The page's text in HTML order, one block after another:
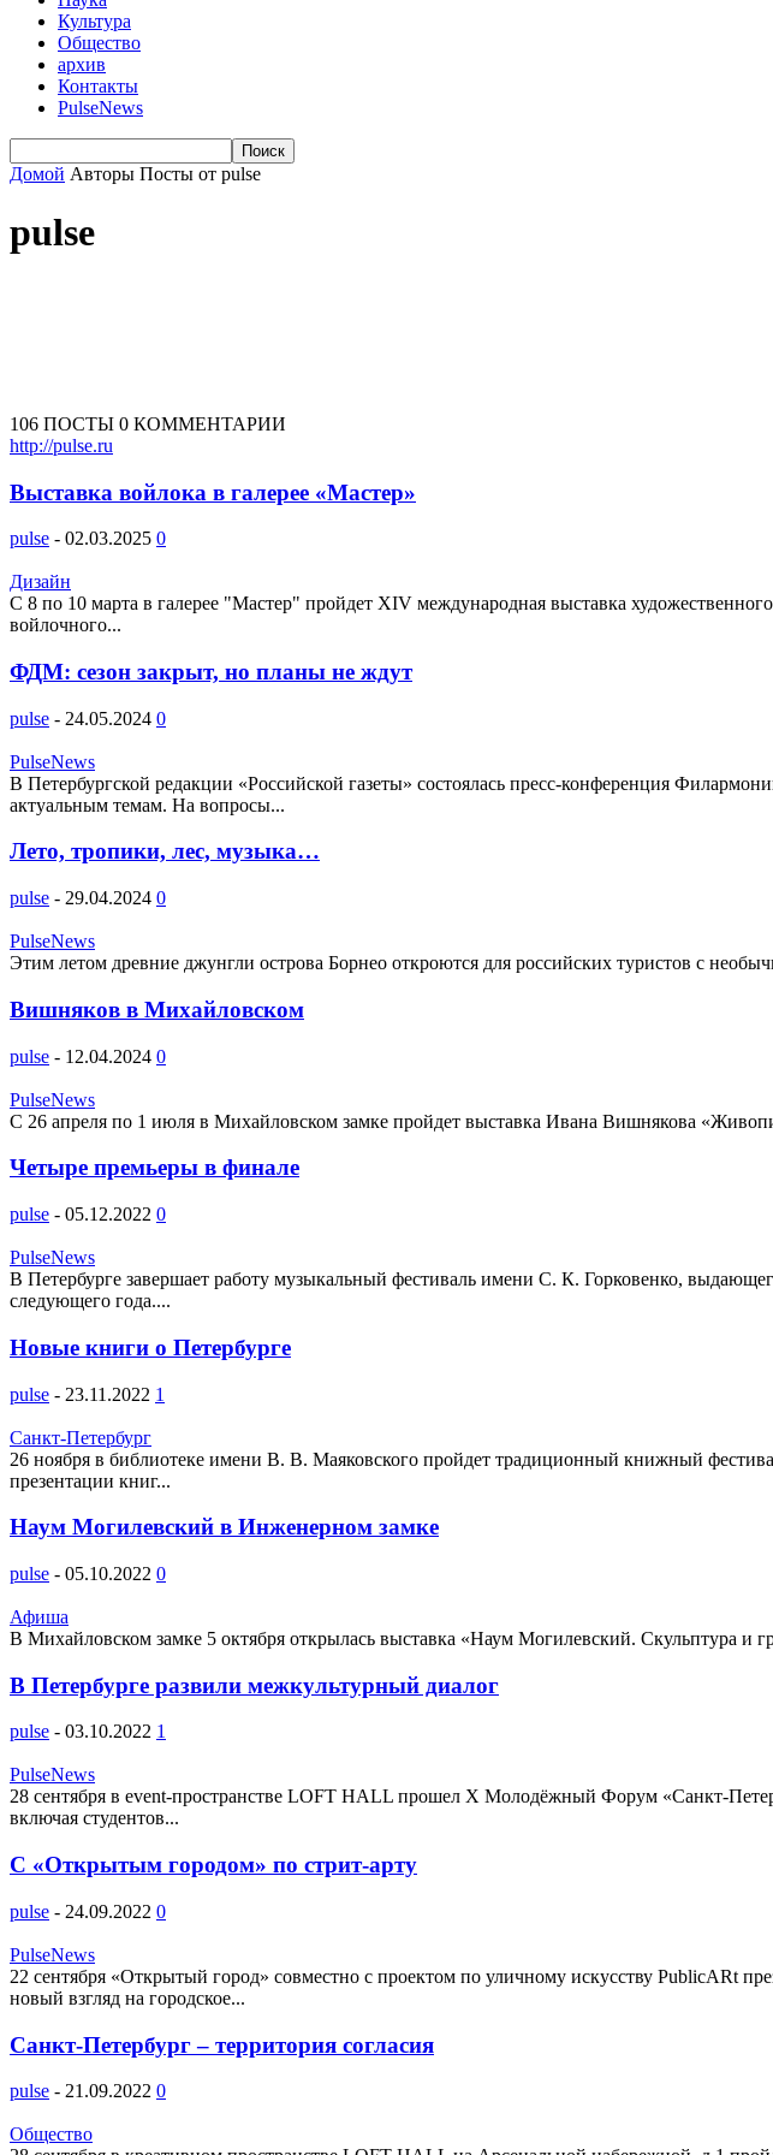
Культура
Общество
архив
Контакты
PulseNews
Домой Авторы Посты от pulse
pulse
106 ПОСТЫ 0 КОММЕНТАРИИ
http://pulse.ru
Выставка войлока в галерее «Мастер»
pulse - 02.03.2025 0
Дизайн
С 8 по 10 марта в галерее "Мастер" пройдет XIV международная выставка
войлочного...
ФДМ: сезон закрыт, но планы не ждут
pulse - 24.05.2024 0
PulseNews
В Петербургской редакции «Российской газеты» состоялась пресс-конференция
актуальным темам. На вопросы...
Лето, тропики, лес, музыка…
pulse - 29.04.2024 0
PulseNews
Этим летом древние джунгли острова Борнео откроются для российских туристов с
Вишняков в Михайловском
pulse - 12.04.2024 0
PulseNews
С 26 апреля по 1 июля в Михайловском замке пройдет выставка Ивана Вишнякова
Четыре премьеры в финале
pulse - 05.12.2022 0
PulseNews
В Петербурге завершает работу музыкальный фестиваль имени С. К. Горковенко,
следующего года....
Новые книги о Петербурге
pulse - 23.11.2022 1
Санкт-Петербург
26 ноября в библиотеке имени В. В. Маяковского пройдет традиционный книжный
презентации книг...
Наум Могилевский в Инженерном замке
pulse - 05.10.2022 0
Афиша
В Михайловском замке 5 октября открылась выставка «Наум Могилевский. Скульптура и
В Петербурге развили межкультурный диалог
pulse - 03.10.2022 1
PulseNews
28 сентября в event-пространстве LOFT HALL прошел Х Молодёжный Форум «Санкт-
включая студентов...
C «Открытым городом» по стрит-арту
pulse - 24.09.2022 0
PulseNews
22 сентября «Открытый город» совместно с проектом по уличному искусству PublicARt
новый взгляд на городское...
Санкт-Петербург – территория согласия
pulse - 21.09.2022 0
Общество